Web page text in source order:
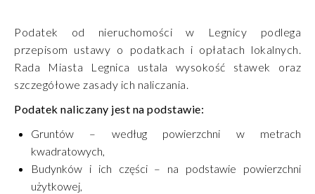
Podatek od nieruchomości w Legnicy podlega
przepisom ustawy o podatkach i opłatach lokalnych.
Rada Miasta Legnica ustala wysokość stawek oraz
szczegółowe zasady ich naliczania.
Podatek naliczany jest na podstawie:
Gruntów – według powierzchni w metrach
kwadratowych,
Budynków i ich części – na podstawie powierzchni
użytkowej,